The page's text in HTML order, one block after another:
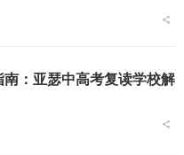
疑问，本文将从报名全流
：亚瑟中高考复读学校解